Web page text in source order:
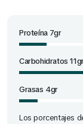
Proteína 7gr
Carbohidratos
Grasas 4gr
Los porcentajes